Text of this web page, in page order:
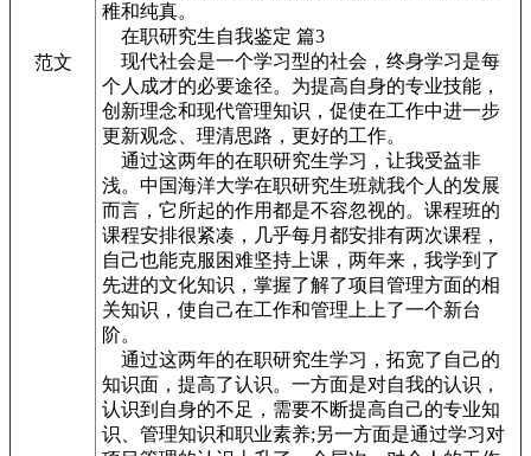
范文
稚和纯真。
在职研究生自我鉴定 篇3
现代社会是一个学习型的社会，终身学习是每
个人成才的必要途径。为提高自身的专业技能，
创新理念和现代管理知识，促使在工作中进一步
更新观念、理清思路，更好的工作。
通过这两年的在职研究生学习，让我受益非
浅。中国海洋大学在职研究生班就我个人的发展
而言，它所起的作用都是不容忽视的。课程班的
课程安排很紧凑，几乎每月都安排有两次课程，
自己也能克服困难坚持上课，两年来，我学到了
先进的文化知识，掌握了解了项目管理方面的相
关知识，使自己在工作和管理上上了一个新台
阶。
通过这两年的在职研究生学习，拓宽了自己的
知识面，提高了认识。一方面是对自我的认识，
认识到自身的不足，需要不断提高自己的专业知
识、管理知识和职业素养;另一方面是通过学习对